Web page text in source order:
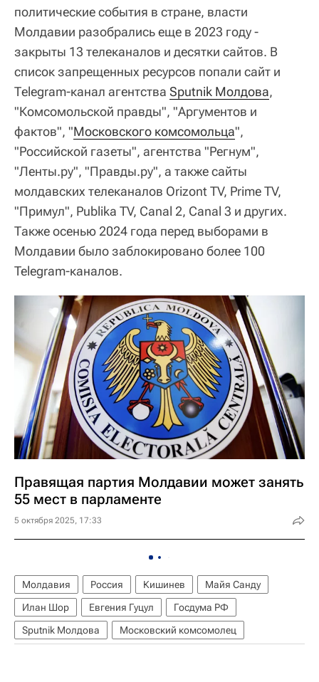
политические события в стране, власти
Молдавии разобрались еще в 2023 году -
закрыты 13 телеканалов и десятки сайтов. В
список запрещенных ресурсов попали сайт и
Тelegram-канал агентства Sputnik Молдова,
"Комсомольской правды", "Аргументов и
фактов", "Московского комсомольца",
"Российской газеты", агентства "Регнум",
"Ленты.ру", "Правды.ру", а также сайты
молдавских телеканалов Orizont TV, Prime TV,
"Примул", Publika TV, Canal 2, Canal 3 и других.
Также осенью 2024 года перед выборами в
Молдавии было заблокировано более 100
Telegram-каналов.
Правящая партия Молдавии может занять
55 мест в парламенте
5 октября 2025, 17:33
Молдавия Россия Кишинев
Майя Санду
Илан Шор
Евгения Гуцул
Госдума РФ
Sputnik Молдова
Московский комсомолец